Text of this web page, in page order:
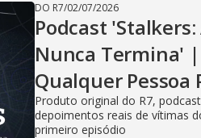
DO R7/02/07/2026
Podcast
Nunca Termina' |
Qualquer Pessoa
Produto original do R7,
depoimentos reais de vítimas
primeiro episódio